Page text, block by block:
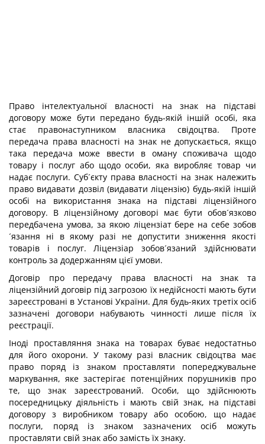
Право інтелектуальної власності на знак на підставі
договору може бути передано будь-якій іншій особі, яка
стає правонаступником власника свідоцтва. Проте
передача права власності на знак не допускається, якщо
така передача може ввести в оману споживача щодо
товару і послуг або щодо особи, яка виробляє товар чи
надає послуги. Суб´єкту права власності на знак належить
право видавати дозвіл (видавати ліцензію) будь-якій іншій
особі на використання знака на підставі ліцензійного
договору. В ліцензійному договорі має бути обов´язково
передбачена умова, за якою ліцензіат бере на себе зобов
´язання ні в якому разі не допустити зниження якості
товарів і послуг. Ліцензіар зобов´язаний здійснювати
контроль за додержанням цієї умови.
Договір про передачу права власності на знак та
ліцензійний договір під загрозою їх недійсності мають бути
зареєстровані в Установі України. Для будь-яких третіх осіб
зазначені договори набувають чинності лише після їх
реєстрації.
Іноді проставляння знака на товарах буває недостатньо
для його охорони. У такому разі власник свідоцтва має
право поряд із знаком проставляти попереджувальне
маркування, яке застерігає потенційних порушників про
те, що знак зареєстрований. Особи, що здійснюють
посередницьку діяльність і мають свій знак, на підставі
договору з виробником товару або особою, що надає
послуги, поряд із знаком зазначених осіб можуть
проставляти свій знак або замість їх знаку.